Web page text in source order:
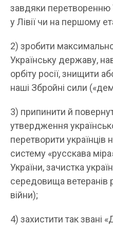
завдяки перетворенню
у Лівії чи на першому
2) зробити
Українську державу,
орбіту росії, знищити
наші Збройні сили
3) припинити й
утвердження
перетворити українців
систему «русскава
України, зачистка
середовища ветеранів
війни);
4) захистити так звані